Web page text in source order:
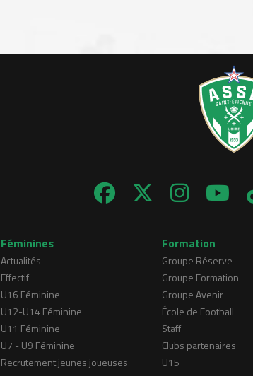
Féminines
Actualités
Effectif
U16 Féminine
U12-U14 Féminine
U11 Féminine
U7 - U9 Féminine
Recrutement jeunes joueuses
Formation
Groupe Réserve
Groupe Formation
Groupe Avenir
École de Football
Staff
Clubs partenaires
U15